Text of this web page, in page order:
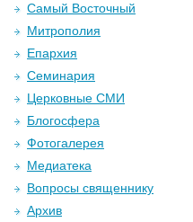
Самый Восточный
Митрополия
Епархия
Семинария
Церковные СМИ
Блогосфера
Фотогалерея
Медиатека
Вопросы священнику
Архив